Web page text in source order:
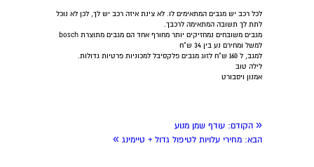
לכל רכב יש מגבים המתאימים לו. לא צינת איזה רכב יש לך, לכן לא נוכל
לתת לך תשובה המתאימה לרכבך.
מגבים משובחים נמחזיקים יותר מחורף אחד הם מגבים מתוצרת bosch
למשל ומחירם נע בין 34 ש"ח
למגב, ל 160 ש"ח לזוג מגבים פלקסיבל למכוניות פרטיות גדולות.
לילה טוב
אמנון ויסבורט
« הקודם: עודף שמן מנוע
הבא: מחירי עלויות לטיפול גדול + טיימינג »